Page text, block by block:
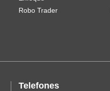
Robo Trader
Telefones